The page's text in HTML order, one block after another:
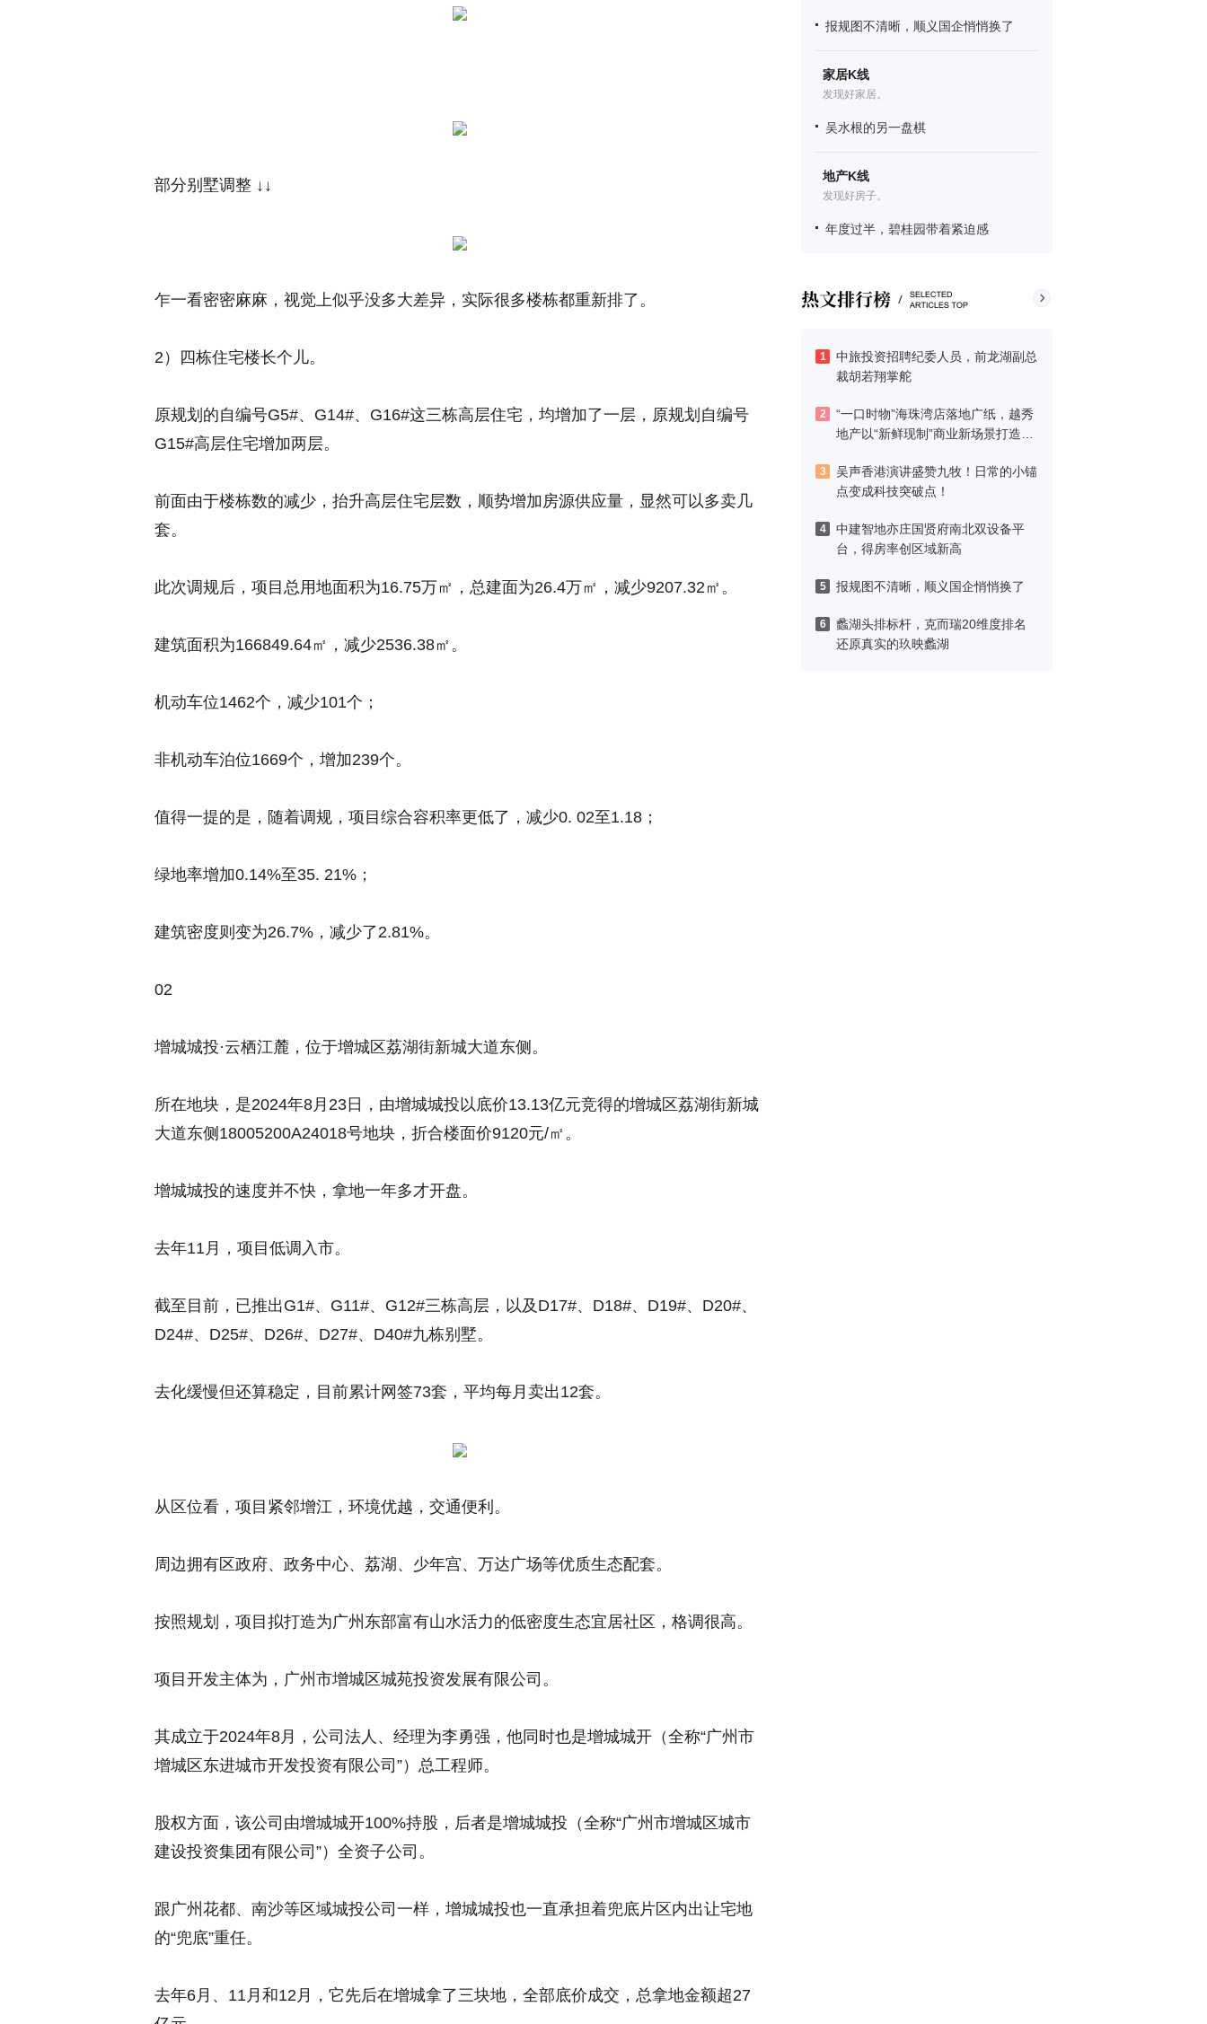
报规图不清晰，顺义国企悄悄换了
家居K线
发现好家居。
吴水根的另一盘棋
地产K线
发现好房子。
年度过半，碧桂园带着紧迫感
1
中旅投资招聘纪委人员，前龙湖副总
裁胡若翔掌舵
2
“一口时物”海珠湾店落地广纸，越秀
地产以“新鲜现制”商业新场景打造社
3
吴声香港演讲盛赞九牧！日常的小锚
点变成科技突破点！
4
中建智地亦庄国贤府南北双设备平
台，得房率创区域新高
5 报规图不清晰，顺义国企悄悄换了
6
蠡湖头排标杆，克而瑞20维度排名
还原真实的玖映蠡湖
部分别墅调整 ↓↓
乍一看密密麻麻，视觉上似乎没多大差异，实际很多楼栋都重新排了。
2）四栋住宅楼长个儿。
原规划的自编号G5#、G14#、G16#这三栋高层住宅，均增加了一层，原规划自编号
G15#高层住宅增加两层。
前面由于楼栋数的减少，抬升高层住宅层数，顺势增加房源供应量，显然可以多卖几
套。
此次调规后，项目总用地面积为16.75万㎡，总建面为26.4万㎡，减少9207.32㎡。
建筑面积为166849.64㎡，减少2536.38㎡。
机动车位1462个，减少101个；
非机动车泊位1669个，增加239个。
值得一提的是，随着调规，项目综合容积率更低了，减少0. 02至1.18；
绿地率增加0.14%至35. 21%；
建筑密度则变为26.7%，减少了2.81%。
02
增城城投·云栖江麓，位于增城区荔湖街新城大道东侧。
所在地块，是2024年8月23日，由增城城投以底价13.13亿元竞得的增城区荔湖街新城
大道东侧18005200A24018号地块，折合楼面价9120元/㎡。
增城城投的速度并不快，拿地一年多才开盘。
去年11月，项目低调入市。
截至目前，已推出G1#、G11#、G12#三栋高层，以及D17#、D18#、D19#、D20#、
D24#、D25#、D26#、D27#、D40#九栋别墅。
去化缓慢但还算稳定，目前累计网签73套，平均每月卖出12套。
从区位看，项目紧邻增江，环境优越，交通便利。
周边拥有区政府、政务中心、荔湖、少年宫、万达广场等优质生态配套。
按照规划，项目拟打造为广州东部富有山水活力的低密度生态宜居社区，格调很高。
项目开发主体为，广州市增城区城苑投资发展有限公司。
其成立于2024年8月，公司法人、经理为李勇强，他同时也是增城城开（全称“广州市
增城区东进城市开发投资有限公司”）总工程师。
股权方面，该公司由增城城开100%持股，后者是增城城投（全称“广州市增城区城市
建设投资集团有限公司”）全资子公司。
跟广州花都、南沙等区域城投公司一样，增城城投也一直承担着兜底片区内出让宅地
的“兜底”重任。
去年6月、11月和12月，它先后在增城拿了三块地，全部底价成交，总拿地金额超27